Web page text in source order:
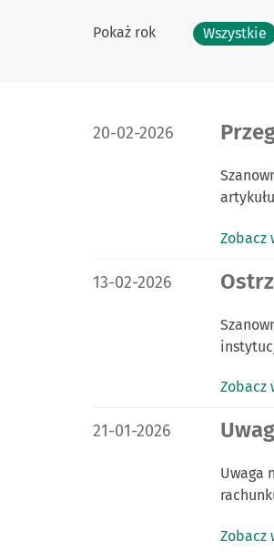
Pokaż rok Wszystkie
DATA
20-02-2026
Zobacz
DATA
13-02-2026
Zobacz
DATA
21-01-2026
Uwaga
Zobacz